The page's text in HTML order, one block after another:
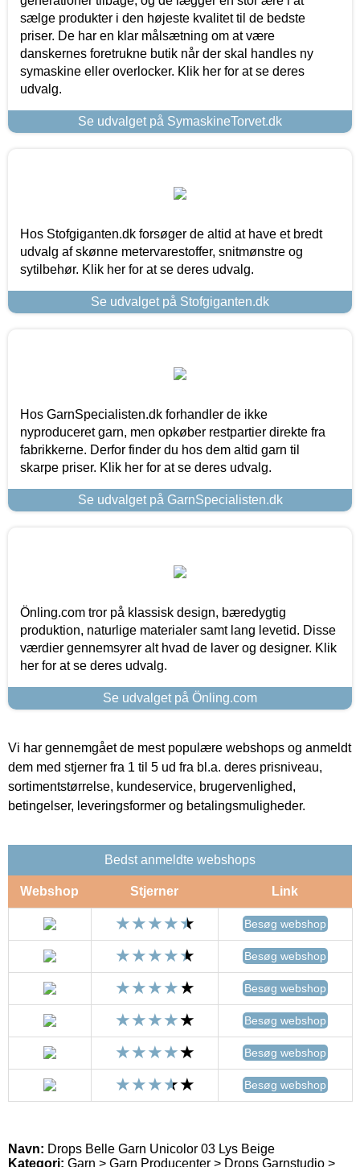
sælge produkter i den højeste kvalitet til de bedste
priser. De har en klar målsætning om at være
danskernes foretrukne butik når der skal handles ny
symaskine eller overlocker. Klik her for at se deres
udvalg.
Se udvalget på SymaskineTorvet.dk
Hos Stofgiganten.dk forsøger de altid at have et bredt
udvalg af skønne metervarestoffer, snitmønstre og
sytilbehør. Klik her for at se deres udvalg.
Se udvalget på Stofgiganten.dk
Hos GarnSpecialisten.dk forhandler de ikke
nyproduceret garn, men opkøber restpartier direkte fra
fabrikkerne. Derfor finder du hos dem altid garn til
skarpe priser. Klik her for at se deres udvalg.
Se udvalget på GarnSpecialisten.dk
Önling.com tror på klassisk design, bæredygtig
produktion, naturlige materialer samt lang levetid. Disse
værdier gennemsyrer alt hvad de laver og designer. Klik
her for at se deres udvalg.
Se udvalget på Önling.com
Vi har gennemgået de mest populære webshops og anmeldt
dem med stjerner fra 1 til 5 ud fra bl.a. deres prisniveau,
sortimentstørrelse, kundeservice, brugervenlighed,
betingelser, leveringsformer og betalingsmuligheder.
Bedst anmeldte webshops
Webshop Stjerner Link
Besøg webshop
Besøg webshop
Besøg webshop
Besøg webshop
Besøg webshop
Besøg webshop
Navn: Drops Belle Garn Unicolor 03 Lys Beige
Kategori: Garn > Garn Producenter > Drops Garnstudio >